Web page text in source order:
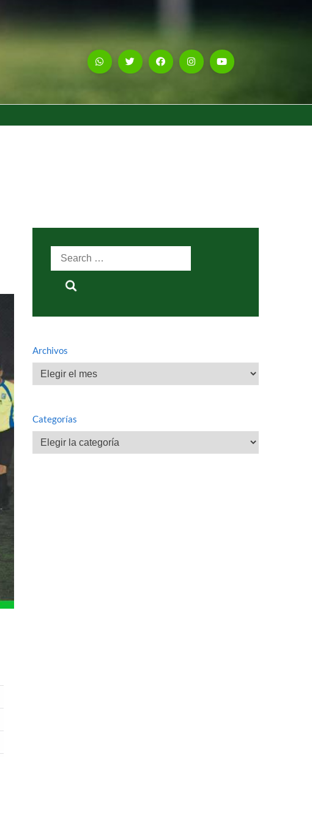
Search
for:
Archivos
Archivos
Categorías
Categorías